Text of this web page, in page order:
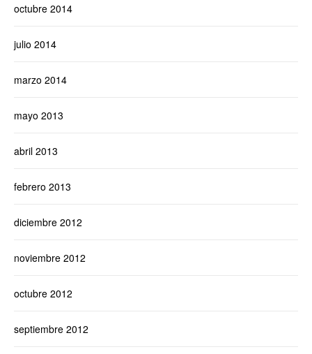
octubre 2014
julio 2014
marzo 2014
mayo 2013
abril 2013
febrero 2013
diciembre 2012
noviembre 2012
octubre 2012
septiembre 2012